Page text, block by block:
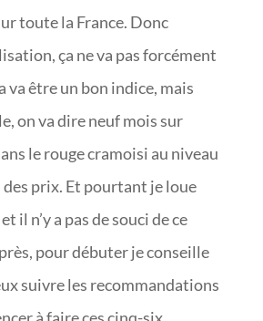
toute la France. Donc
ça ne va pas forcément
va être un bon indice, mais
on va dire neuf mois sur
le rouge cramoisi au niveau
des prix. Et pourtant je loue
il n’y a pas de souci de ce
pour débuter je conseille
suivre les recommandations